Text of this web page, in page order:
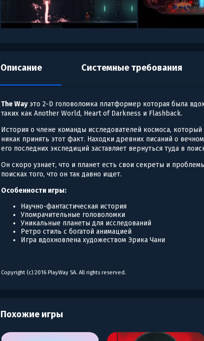
Описание Системные требования
The Wayэто 2-D головоломка платформер которая была
таких как Another World, Heart of Darkness и Flashback.
История о члене команды исследователей космоса,
никак принять этот факт. Находки древних писаний о
его последних экспедиций заставляет вернуться туда в
Он скоро узнает, что и планет есть свои секреты и
поисках того, что он так давно ищет.
Особенности игры:
Научно-фантастическая история
Упомрачительные головоломки
Уникальные планеты для исследований
Ретро стиль с богатой анимацией
Игра вдохновлена художеством Эрика Чани
Copyright (c) 2016 PlayWay SA. All rights reserved.
Похожие игры